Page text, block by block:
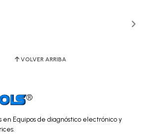
VOLVER ARRIBA
en Equipos de diagnóstico electrónico y